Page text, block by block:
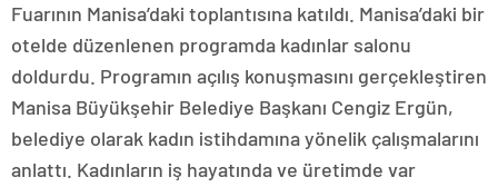
Fuarının Manisa’daki toplantısına katıldı. Manisa’daki bir
otelde düzenlenen programda kadınlar salonu
doldurdu. Programın açılış konuşmasını gerçekleştiren
Manisa Büyükşehir Belediye Başkanı Cengiz Ergün,
belediye olarak kadın istihdamına yönelik çalışmalarını
anlattı. Kadınların iş hayatında ve üretimde var